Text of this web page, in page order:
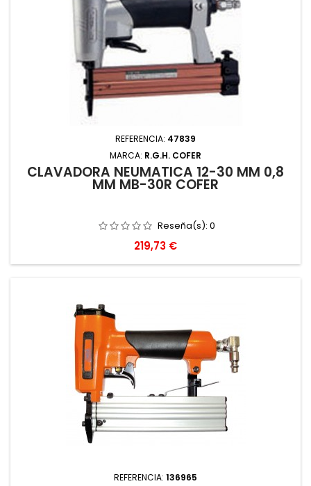
REFERENCIA: 47839
MARCA: R.G.H. COFER
CLAVADORA NEUMATICA 12-30 MM 0,8
MM MB-30R COFER
Reseña(s): 0
Precio
219,73 €
REFERENCIA: 136965